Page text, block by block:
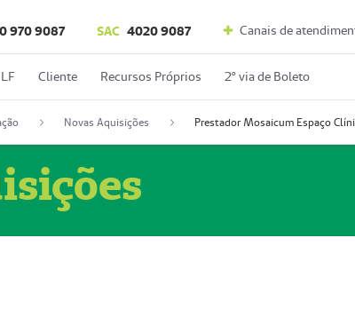
970 9087 SAC 4020 9087 Canais de
Cliente Recursos Próprios 2º via de Boleto
Novas Aquisições